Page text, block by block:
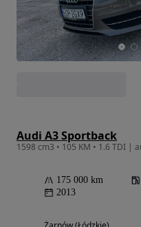
Audi A3 Sportback
1598 cm3 • 105 KM • 1.6 TDI |
175 000 km
2013